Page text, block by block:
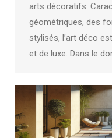
arts décoratifs.
géométriques, des
stylisés, l’art déco
et de luxe. Dans le